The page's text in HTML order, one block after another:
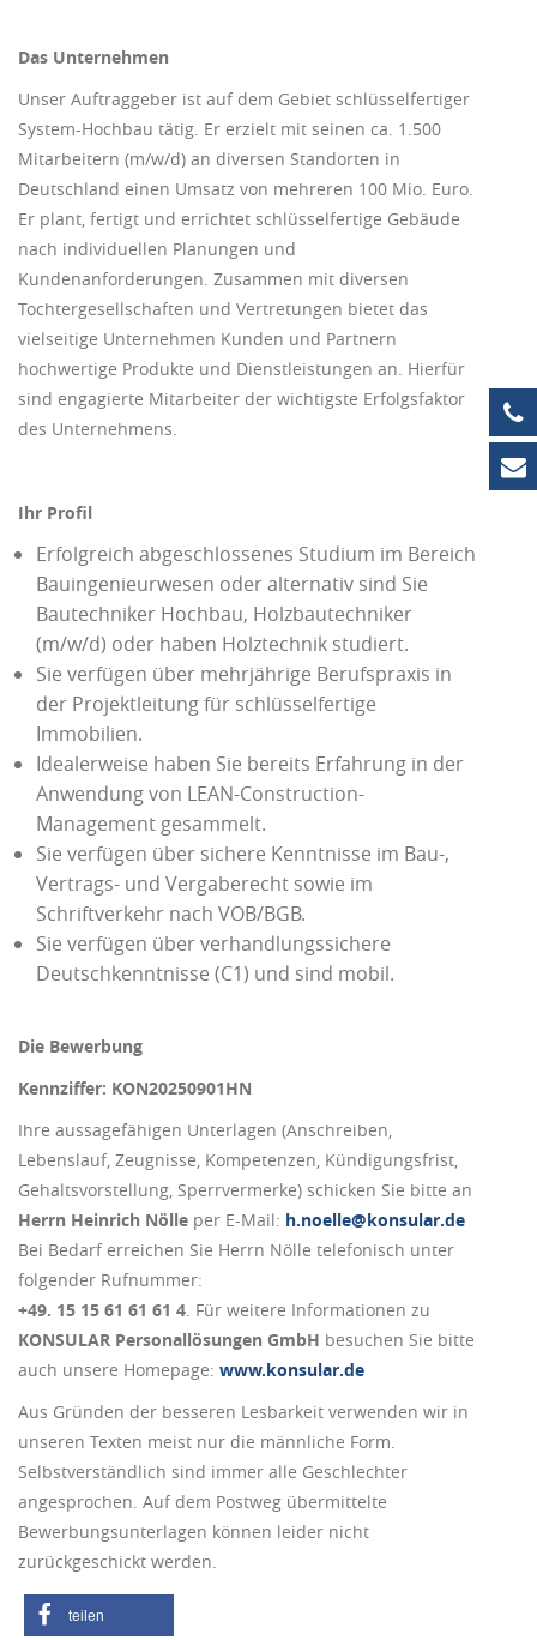
Das Unternehmen
Unser Auftraggeber ist auf dem Gebiet schlüsselfertiger
System-Hochbau tätig. Er erzielt mit seinen ca. 1.500
Mitarbeitern (m/w/d) an diversen Standorten in
Deutschland einen Umsatz von mehreren 100 Mio. Euro.
Er plant, fertigt und errichtet schlüsselfertige Gebäude
nach individuellen Planungen und
Kundenanforderungen. Zusammen mit diversen
Tochtergesellschaften und Vertretungen bietet das
vielseitige Unternehmen Kunden und Partnern
hochwertige Produkte und Dienstleistungen an. Hierfür
sind engagierte Mitarbeiter der wichtigste Erfolgsfaktor
des Unternehmens.
Ihr Profil
Erfolgreich abgeschlossenes Studium im Bereich
Bauingenieurwesen oder alternativ sind Sie
Bautechniker Hochbau, Holzbautechniker
(m/w/d) oder haben Holztechnik studiert.
Sie verfügen über mehrjährige Berufspraxis in
der Projektleitung für schlüsselfertige
Immobilien.
Idealerweise haben Sie bereits Erfahrung in der
Anwendung von LEAN-Construction-
Management gesammelt.
Sie verfügen über sichere Kenntnisse im Bau-,
Vertrags- und Vergaberecht sowie im
Schriftverkehr nach VOB/BGB.
Sie verfügen über verhandlungssichere
Deutschkenntnisse (C1) und sind mobil.
Die Bewerbung
Kennziffer: KON20250901HN
Ihre aussagefähigen Unterlagen (Anschreiben,
Lebenslauf, Zeugnisse, Kompetenzen, Kündigungsfrist,
Gehaltsvorstellung, Sperrvermerke) schicken Sie bitte an
Herrn Heinrich Nölle per E-Mail: h.noelle@konsular.de
Bei Bedarf erreichen Sie Herrn Nölle telefonisch unter
folgender Rufnummer:
+49. 15 15 61 61 61 4. Für weitere Informationen zu
KONSULAR Personallösungen GmbH besuchen Sie bitte
auch unsere Homepage: www.konsular.de
Aus Gründen der besseren Lesbarkeit verwenden wir in
unseren Texten meist nur die männliche Form.
Selbstverständlich sind immer alle Geschlechter
angesprochen. Auf dem Postweg übermittelte
Bewerbungsunterlagen können leider nicht
zurückgeschickt werden.
teilen